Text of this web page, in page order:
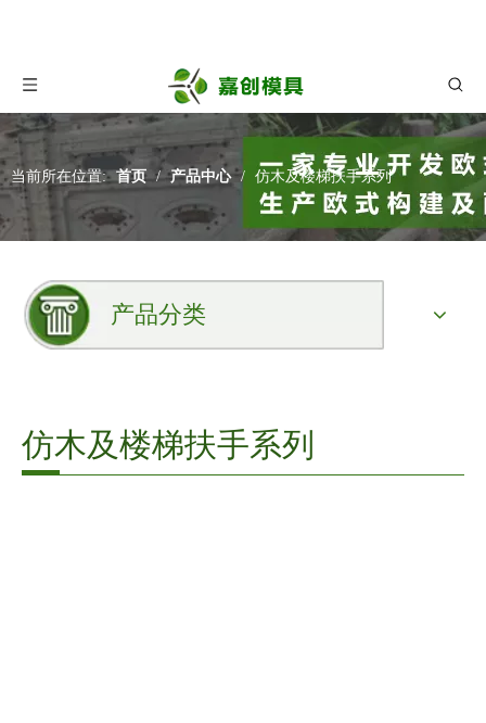
当前所在位置: 首页 / 产品中心 / 仿木及楼梯扶手系列
产品分类
仿木及楼梯扶手系列